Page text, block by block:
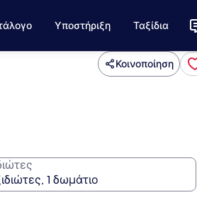
Υποστήριξη Ταξίδια
Κοινοποίηση